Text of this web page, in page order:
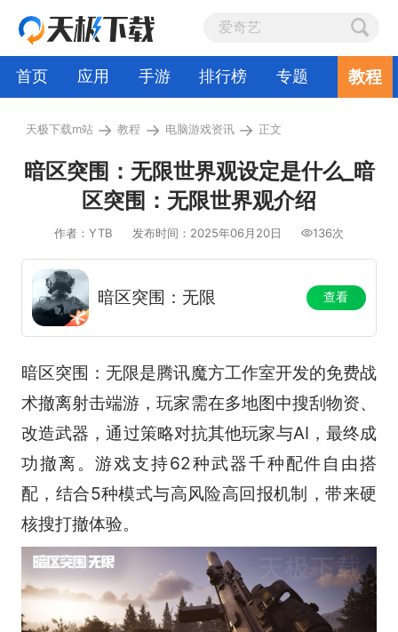
首页 应用 手游 排行榜 专题 教程
天极下载m站 → 教程 → 电脑游戏资讯 → 正文
暗区突围：无限世界观设定是什么_暗
区突围：无限世界观介绍
作者：YTB 发布时间：2025年06月20日 136次
暗区突围：无限 查看
暗区突围：无限是腾讯魔方工作室开发的免费战
术撤离射击端游，玩家需在多地图中搜刮物资、
改造武器，通过策略对抗其他玩家与AI，最终成
功撤离。游戏支持62种武器千种配件自由搭
配，结合5种模式与高风险高回报机制，带来硬
核搜打撤体验。